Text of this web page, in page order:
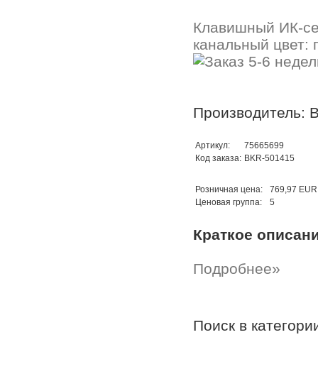
Клавишный ИК-
канальный цвет:
Производитель:
Артикул:
75665699
Код заказа: BKR-501415
Розничная цена:
769,97 EUR
Ценовая группа:
5
Краткое
Подробнее»
Поиск в